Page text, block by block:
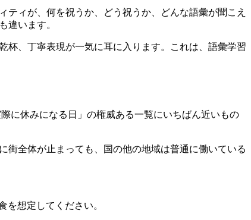
ィが、何を祝うか、どう祝うか、どんな語彙が聞こえ
違います。
杯、丁寧表現が一気に耳に入ります。これは、語彙学習
に休みになる日」の権威ある一覧にいちばん近いもの
街全体が止まっても、国の他の地域は普通に働いている
を想定してください。